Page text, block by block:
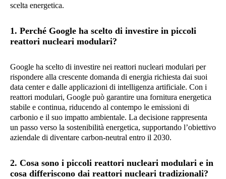
scelta energetica.
1. Perché Google ha scelto di investire in piccoli
reattori nucleari modulari?
Google ha scelto di investire nei reattori nucleari modulari per
rispondere alla crescente domanda di energia richiesta dai suoi
data center e dalle applicazioni di intelligenza artificiale. Con i
reattori modulari, Google può garantire una fornitura energetica
stabile e continua, riducendo al contempo le emissioni di
carbonio e il suo impatto ambientale. La decisione rappresenta
un passo verso la sostenibilità energetica, supportando l’obiettivo
aziendale di diventare carbon-neutral entro il 2030.
2. Cosa sono i piccoli reattori nucleari modulari e in
cosa differiscono dai reattori nucleari tradizionali?